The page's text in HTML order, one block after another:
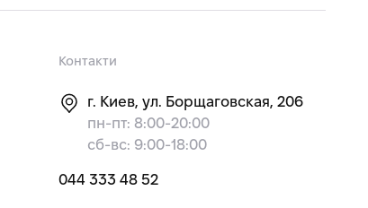
Контакти
г. Киев, ул. Борщаговская, 206
пн-пт: 8:00-20:00
сб-вс: 9:00-18:00
044 333 48 52